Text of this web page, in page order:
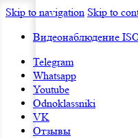
Skip to navigation Skip to
Видеонаблюдение
Telegram
Whatsapp
Youtube
Odnoklassniki
VK
Отзывы